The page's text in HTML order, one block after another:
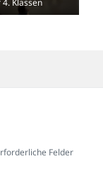
Klassen
Felder